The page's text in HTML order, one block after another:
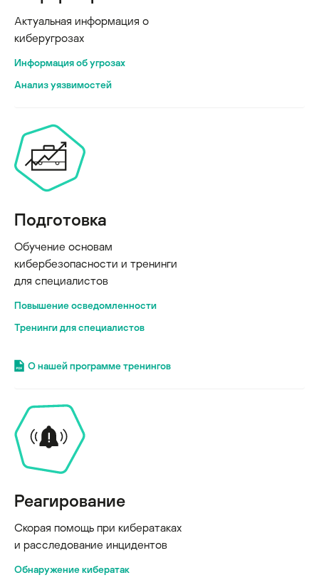
Актуальная информация о
киберугрозах
Информация об угрозах
Анализ уязвимостей
Подготовка
Обучение основам
кибербезопасности и тренинги
для специалистов
Повышение осведомленности
Тренинги для специалистов
О нашей программе тренингов
Реагирование
Скорая помощь при кибератаках
и расследование инцидентов
Обнаружение кибератак